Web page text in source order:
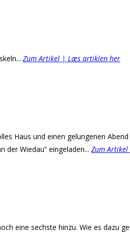
Zum Artikel | Læs artiklen her
Haus und einen gelungenen
Wiedau“ eingeladen... Zum
eine sechste hinzu. Wie es dazu